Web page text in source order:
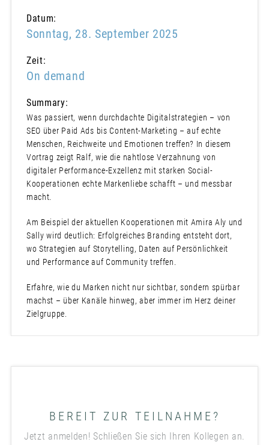
Datum:
Sonntag, 28. September 2025
Zeit:
On demand
Summary:
Was passiert, wenn durchdachte Digitalstrategien – von
SEO über Paid Ads bis Content-Marketing – auf echte
Menschen, Reichweite und Emotionen treffen? In diesem
Vortrag zeigt Ralf, wie die nahtlose Verzahnung von
digitaler Performance-Exzellenz mit starken Social-
Kooperationen echte Markenliebe schafft – und messbar
macht.
Am Beispiel der aktuellen Kooperationen mit Amira Aly und
Sally wird deutlich: Erfolgreiches Branding entsteht dort,
wo Strategien auf Storytelling, Daten auf Persönlichkeit
und Performance auf Community treffen.
Erfahre, wie du Marken nicht nur sichtbar, sondern spürbar
machst – über Kanäle hinweg, aber immer im Herz deiner
Zielgruppe.
BEREIT ZUR TEILNAHME?
Jetzt anmelden! Schließen Sie sich Ihren Kollegen an.